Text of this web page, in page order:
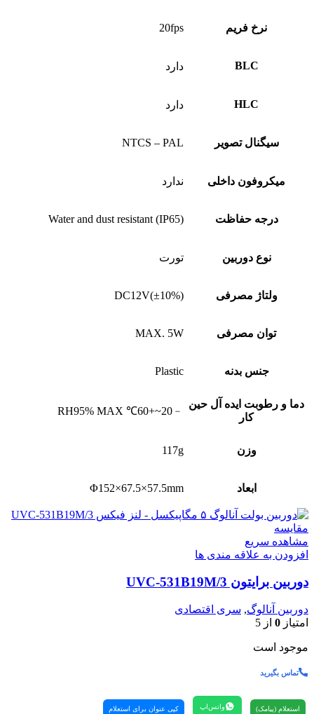
نرخ فریم 20fps
BLC دارد
HLC دارد
سیگنال تصویر NTCS – PAL
میکروفون داخلی ندارد
درجه حفاظت Water and dust resistant (IP65)
نوع دوربین تورت
ولتاژ مصرفی DC12V(±10%)
توان مصرفی MAX. 5W
جنس بدنه Plastic
دما و رطوبت ایده آل حین
کار
﹣20~+60℃ RH95% MAX
وزن 117g
ابعاد Φ152×67.5×57.5mm
مقایسه
مشاهده سریع
افزودن به علاقه مندی ها
دوربین برایتون UVC-531B19M/3
دوربین آنالوگ, سری اقتصادی
امتیاز 0 از 5
موجود است
تماس بگیرید
استعلام (پیامک) واتس‌اپ کپی عنوان برای استعلام